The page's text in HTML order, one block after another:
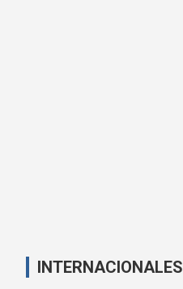
INTERNACIONALES